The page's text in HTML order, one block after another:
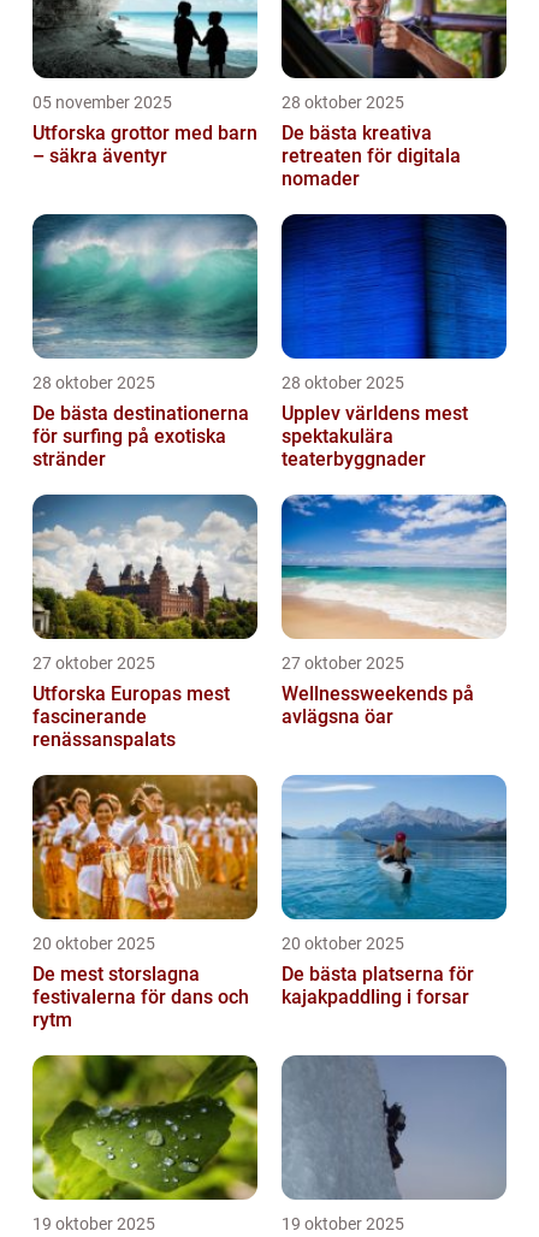
05 november 2025
Utforska grottor med barn
– säkra äventyr
28 oktober 2025
De bästa kreativa
retreaten för digitala
nomader
28 oktober 2025
De bästa destinationerna
för surfing på exotiska
stränder
28 oktober 2025
Upplev världens mest
spektakulära
teaterbyggnader
27 oktober 2025
Utforska Europas mest
fascinerande
renässanspalats
27 oktober 2025
Wellnessweekends på
avlägsna öar
20 oktober 2025
De mest storslagna
festivalerna för dans och
rytm
20 oktober 2025
De bästa platserna för
kajakpaddling i forsar
19 oktober 2025 19 oktober 2025